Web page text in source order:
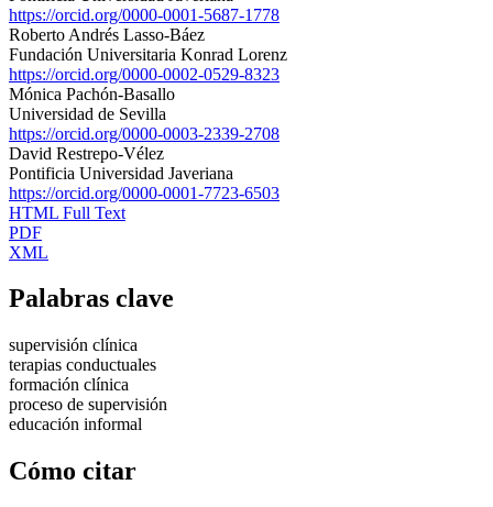
https://orcid.org/0000-0001-5687-1778
Roberto Andrés Lasso-Báez
Fundación Universitaria Konrad Lorenz
https://orcid.org/0000-0002-0529-8323
Mónica Pachón-Basallo
Universidad de Sevilla
https://orcid.org/0000-0003-2339-2708
David Restrepo-Vélez
Pontificia Universidad Javeriana
https://orcid.org/0000-0001-7723-6503
HTML Full Text
PDF
XML
Palabras clave
supervisión clínica
terapias conductuales
formación clínica
proceso de supervisión
educación informal
Cómo citar